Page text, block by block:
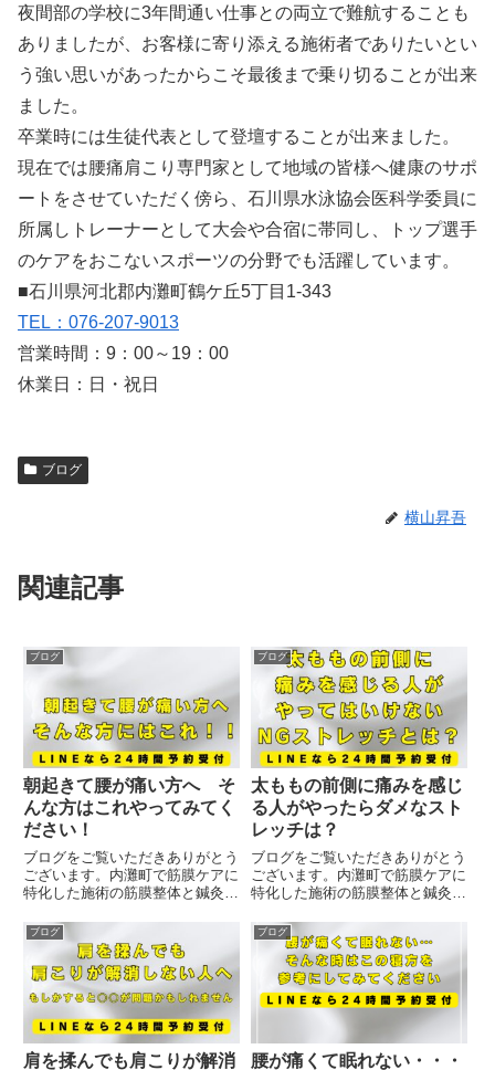
夜間部の学校に3年間通い仕事との両立で難航することも
ありましたが、お客様に寄り添える施術者でありたいとい
う強い思いがあったからこそ最後まで乗り切ることが出来
ました。
卒業時には生徒代表として登壇することが出来ました。
現在では腰痛肩こり専門家として地域の皆様へ健康のサポ
ートをさせていただく傍ら、石川県水泳協会医科学委員に
所属しトレーナーとして大会や合宿に帯同し、トップ選手
のケアをおこないスポーツの分野でも活躍しています。
■石川県河北郡内灘町鶴ケ丘5丁目1-343
TEL：076-207-9013
営業時間：9：00～19：00
休業日：日・祝日
ブログ
横山昇吾
関連記事
ブログ
朝起きて腰が痛い方へ そ
んな方はこれやってみてく
ださい！
ブログをご覧いただきありがとう
ございます。内灘町で筋膜ケアに
特化した施術の筋膜整体と鍼灸を
朝起きて腰が痛い・・・そのよう
なお悩みで困っている方は多いの
ではないでしょうか？実際に腰痛
で当院をご利用される方の中で
も...
ブログ
太ももの前側に痛みを感じ
る人がやったらダメなスト
レッチは？
ブログをご覧いただきありがとう
ございます。内灘町で筋膜ケアに
特化した施術の筋膜整体と鍼灸を
本日は太ももの前側に痛みや痺れ
を感じる方に向けて、やってはい
けないストレッチをご紹介させて
いただきます。太ももの前側に
痛...
ブログ
肩を揉んでも肩こりが解消
ブログ
腰が痛くて眠れない・・・